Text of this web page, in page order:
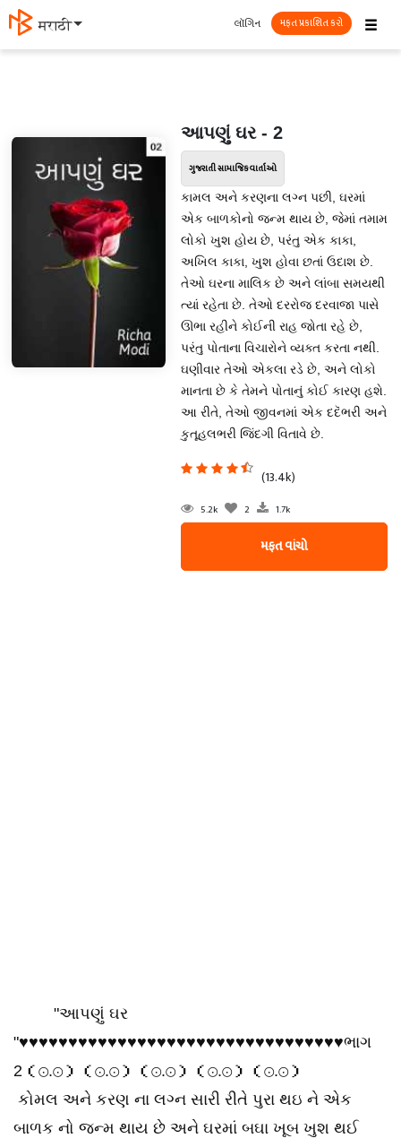
मराठी ☰
લૉગિન મફત પ્રકાશિત કરો
આપણું ઘર - 2
ગુજરાતી સામાજિક વાર્તાઓ
કામલ અને કરણના લગ્ન પછી, ઘરમાં
એક બાળકોનો જન્મ થાય છે, જેમાં તમામ
લોકો ખુશ હોય છે, પરંતુ એક કાકા,
અખિલ કાકા, ખુશ હોવા છતાં ઉદાશ છે.
તેઓ ઘરના માલિક છે અને લાંબા સમયથી
ત્યાં રહેતા છે. તેઓ દરરોજ દરવાજા પાસે
ઊભા રહીને કોઈની રાહ જોતા રહે છે,
પરંતુ પોતાના વિચારોને વ્યક્ત કરતા નથી.
ઘણીવાર તેઓ એકલા રડે છે, અને લોકો
માનતા છે કે તેમને પોતાનું કોઈ કારણ હશે.
આ રીતે, તેઓ જીવનમાં એક દદૅભરી અને
કુતૂહલભરી જિંદગી વિતાવે છે.
(13.4k)
5.2k 2 1.7k
મફત વાંચો
"આપણું ઘર
"♥♥♥♥♥♥♥♥♥♥♥♥♥♥♥♥♥♥♥♥♥♥♥♥♥♥♥♥♥♥♥♥♥ભાગ
2（⊙.⊙）（⊙.⊙）（⊙.⊙）（⊙.⊙）（⊙.⊙）
કોમલ અને કરણ ના લગ્ન સારી રીતે પુરા થઇ ને એક
બાળક નો જન્મ થાય છે અને ઘરમાં બઘા ખૂબ ખુશ થઈ